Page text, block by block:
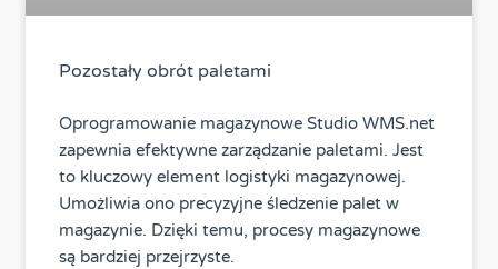
Pozostały obrót paletami
Oprogramowanie magazynowe Studio WMS.net
zapewnia efektywne zarządzanie paletami. Jest
to kluczowy element logistyki magazynowej.
Umożliwia ono precyzyjne śledzenie palet w
magazynie. Dzięki temu, procesy magazynowe
są bardziej przejrzyste.